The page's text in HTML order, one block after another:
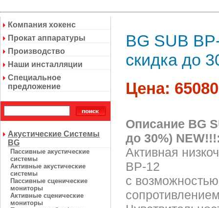
Компания хокенс
Прокат аппаратуры
Производство
Наши инсталляции
Специальное
предложение
Акустические Системы
BG
Пассивные акустические
системы
Активные акустические
системы
Пассивные сценические
мониторы
Активные сценические
мониторы
BG SUB
скидка до
Цена:
Описание BG
до 30%)
Активная
BP-12
с